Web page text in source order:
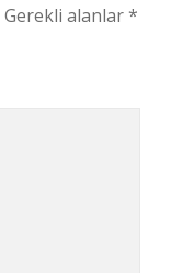
Gerekli alanlar*